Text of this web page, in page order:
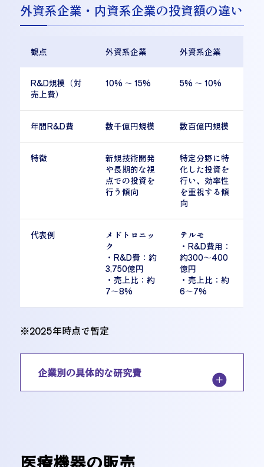
外資系企業・内資系企業の投資額の違い
観点 外資系企業 外資系企業
R&D規模（対
売上費）
10% 〜 15% 5% 〜 10%
年間R&D費 数千億円規模 数百億円規模
特徴
新規技術開発
や長期的な視
点での投資を
行う傾向
特定分野に特
化した投資を
行い、効率性
を重視する傾
向
代表例
メドトロニッ
ク
・R&D費：約
3,750億円
・売上比：約
7〜8%
テルモ
・R&D費用：
約300〜400
億円
・売上比：約
6〜7%
※2025年時点で暫定
企業別の具体的な研究費
Johnson& 150億8000万ドル